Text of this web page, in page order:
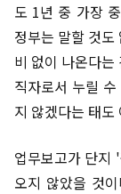
도 1년 중 가장
정부는 말할 것
비 없이 나온다
직자로서 누릴
지 않겠다는 태도
업무보고가 단지
오지 않았을 것